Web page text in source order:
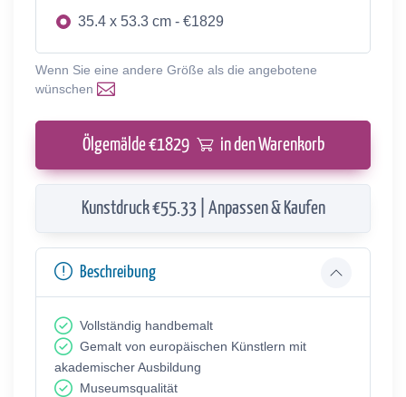
35.4 x 53.3 cm - €1829
Wenn Sie eine andere Größe als die angebotene
wünschen
Ölgemälde €1829 in den Warenkorb
Kunstdruck €55.33 | Anpassen & Kaufen
Beschreibung
Vollständig handbemalt
Gemalt von europäischen Künstlern mit
akademischer Ausbildung
Museumsqualität